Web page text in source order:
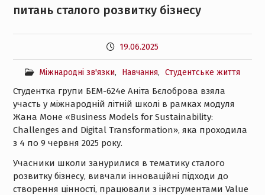
питань сталого розвитку бізнесу
19.06.2025
Міжнародні зв'язки, Навчання, Студентське життя
Студентка групи БEM-624e Аніта Бєлоброва взяла
участь у міжнародній літній школі в рамках модуля
Жана Моне «Business Models for Sustainability:
Challenges and Digital Transformation», яка проходила
з 4 по 9 червня 2025 року.
Учасники школи занурилися в тематику сталого
розвитку бізнесу, вивчали інноваційні підходи до
створення цінності, працювали з інструментами Value